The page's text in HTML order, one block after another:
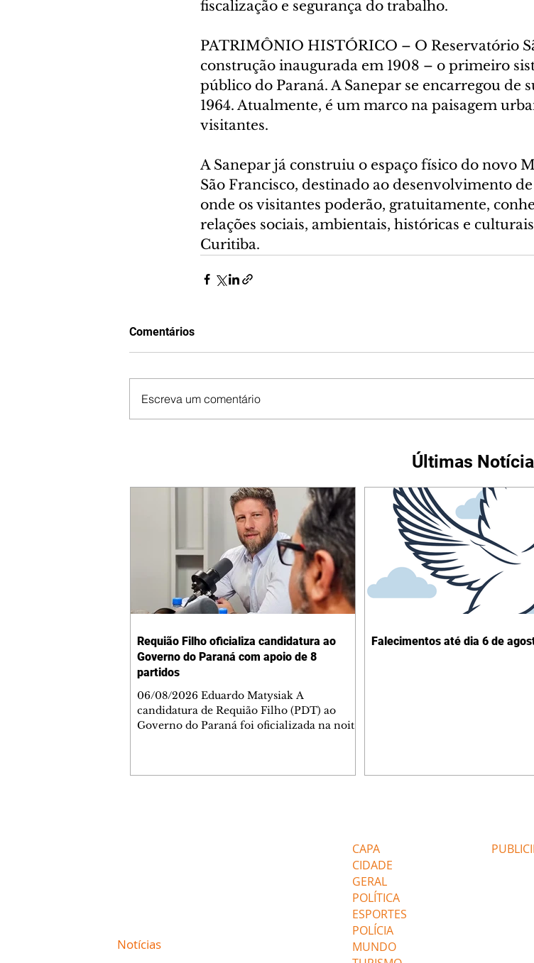
fiscalização e segurança do trabalho.
PATRIMÔNIO HISTÓRICO – O Reservatório
construção inaugurada em 1908 – o primeiro
público do Paraná. A Sanepar se encarregou de
1964. Atualmente, é um marco na paisagem
visitantes.
A Sanepar já construiu o espaço físico do novo
São Francisco, destinado ao desenvolvimento
onde os visitantes poderão, gratuitamente,
relações sociais, ambientais, históricas e
Curitiba.
Comentários
Escreva um comentário
Últimas
Requião Filho oficializa candidatura ao
Governo do Paraná com apoio de 8
partidos
06/08/2026 Eduardo Matysiak A
candidatura de Requião Filho (PDT) ao
Governo do Paraná foi oficializada na noite
pela celebração da formação da coligação e
Falecimentos até dia 6 de
Notícias
CAPA
CIDADE
GERAL
POLÍTICA
ESPORTES
POLÍCIA
MUNDO